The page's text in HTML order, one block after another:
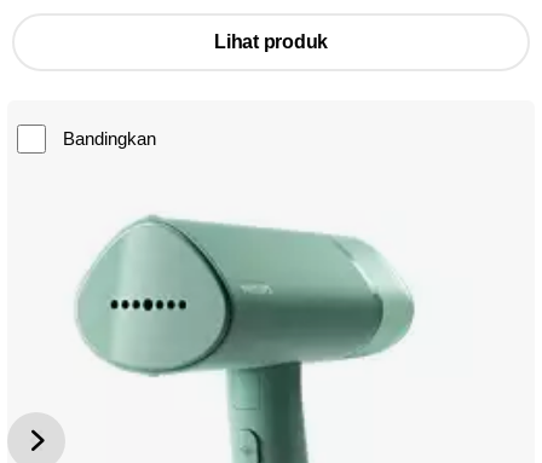
Lihat produk
Bandingkan